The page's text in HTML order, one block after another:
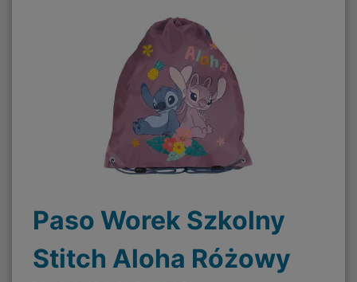
Paso Worek Szkolny
Stitch Aloha Różowy